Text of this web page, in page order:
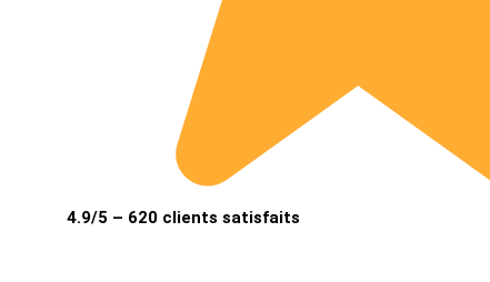
4.9/5 – 620 clients satisfaits